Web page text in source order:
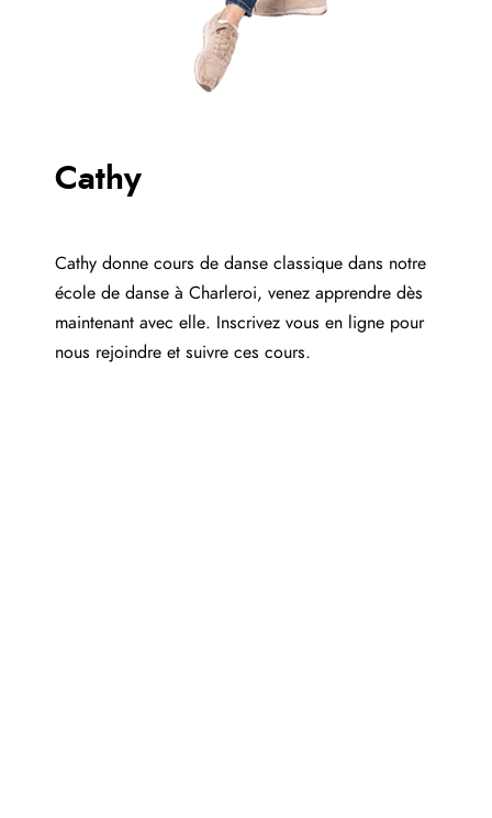
Cathy
Cathy donne cours de danse classique dans notre
école de danse à Charleroi, venez apprendre dès
maintenant avec elle. Inscrivez vous en ligne pour
nous rejoindre et suivre ces cours.